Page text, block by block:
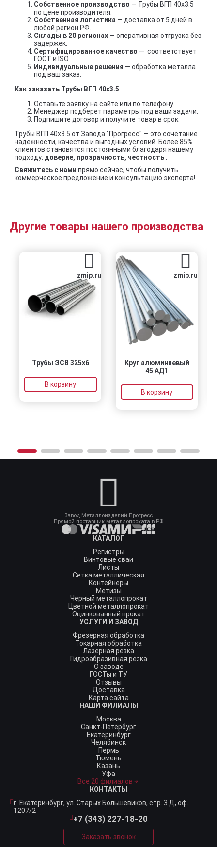
Собственное производство — Трубы ВГП 40х3.5
по цене производителя.
Собственная логистика — доставка от 5 дней в
любой регион РФ.
Склады в 20 регионах — оперативная отгрузка без
задержек.
Сертифицированное качество — соответствует
ГОСТ и ISO.
Индивидуальные решения — обработка металла
под ваш заказ.
Как заказать Трубы ВГП 40х3.5
Оставьте заявку на сайте или по телефону.
Менеджер подберет параметры под ваши задачи.
Подпишите договор и получите товар в срок.
Трубы ВГП 40х3.5 от Завода "Прогресс" — это сочетание
надежности, качества и выгодных условий. Более 85%
клиентов становятся постоянными благодаря нашему
подходу: доверие, прозрачность, честность .
Свяжитесь с нами прямо сейчас, чтобы получить
коммерческое предложение и консультацию эксперта!
Другие товары нашего производства
zmip.ru
Трубы ЭСВ 325х6
В корзину
zmip.ru
Круг алюминиевый
45 АД1
В корзину
Завод Металлоизделий Прогресс
Прямой поставщик металлопроката в РФ
КАТАЛОГ
Регистры
Винтовые сваи
Листы
Сетка металлическая
Контейнеры
Метизы
Черный металлопрокат
Цветной металлопрокат
Оцинкованный прокат
УСЛУГИ И ЗАВОД
Фрезерная обработка
Токарная обработка
Лазерная резка
Гидроабразивная резка
О заводе
ГОСТы и ТУ
Отзывы
Доставка
Карта сайта
НАШИ ФИЛИАЛЫ
Москва
Санкт-Петербург
Екатеринбург
Челябинск
Пермь
Тюмень
Казань
Уфа
Все 20 филиалов
КОНТАКТЫ
г. Екатеринбург, ул. Старых Большевиков, стр. 3 Д, оф.
1207/2
+7 (343) 227-18-20
Заказать звонок